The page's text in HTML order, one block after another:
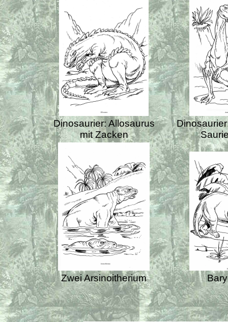
Dinosaurier: Allosaurus
mit Zacken
Zwei Arsinoitherium